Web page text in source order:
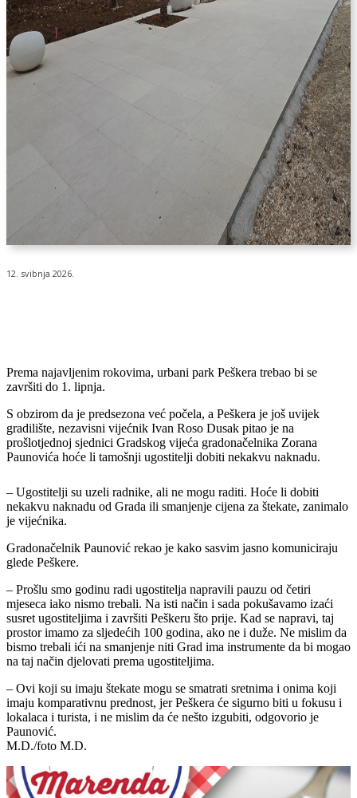
12. svibnja 2026.
Prema najavljenim rokovima, urbani park Peškera trebao bi se
završiti do 1. lipnja.
S obzirom da je predsezona već počela, a Peškera je još uvijek
gradilište, nezavisni vijećnik Ivan Roso Dusak pitao je na
prošlotjednoj sjednici Gradskog vijeća gradonačelnika Zorana
Paunovića hoće li tamošnji ugostitelji dobiti nekakvu naknadu.
– Ugostitelji su uzeli radnike, ali ne mogu raditi. Hoće li dobiti
nekakvu naknadu od Grada ili smanjenje cijena za štekate, zanimalo
je vijećnika.
Gradonačelnik Paunović rekao je kako sasvim jasno komuniciraju
glede Peškere.
– Prošlu smo godinu radi ugostitelja napravili pauzu od četiri
mjeseca iako nismo trebali. Na isti način i sada pokušavamo izaći
susret ugostiteljima i završiti Peškeru što prije. Kad se napravi, taj
prostor imamo za sljedećih 100 godina, ako ne i duže. Ne mislim da
bismo trebali ići na smanjenje niti Grad ima instrumente da bi mogao
na taj način djelovati prema ugostiteljima.
– Ovi koji su imaju štekate mogu se smatrati sretnima i onima koji
imaju komparativnu prednost, jer Peškera će sigurno biti u fokusu i
lokalaca i turista, i ne mislim da će nešto izgubiti, odgovorio je
Paunović.
M.D./foto M.D.